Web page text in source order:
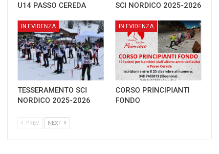
U14 PASSO CEREDA
SCI NORDICO 2025-2026
IN EVIDENZA
TESSERAMENTO SCI
NORDICO 2025-2026
IN EVIDENZA
CORSO PRINCIPIANTI
FONDO
PREV NEXT